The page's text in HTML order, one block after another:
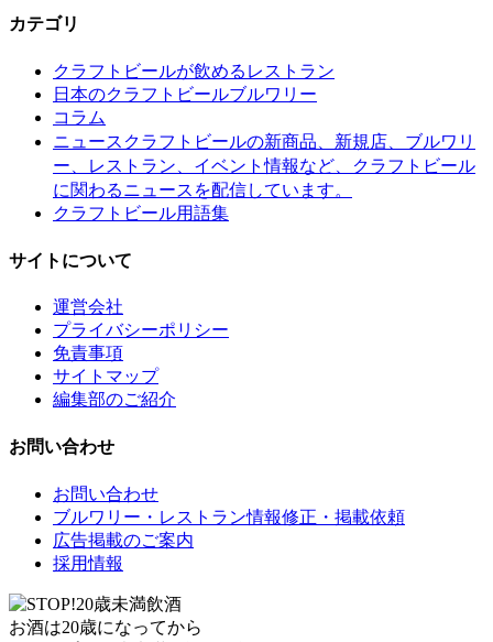
カテゴリ
クラフトビールが飲めるレストラン
日本のクラフトビールブルワリー
コラム
ニュース クラフトビールの新商品、新規店、ブルワリ
ー、レストラン、イベント情報など、クラフトビール
に関わるニュースを配信しています。
クラフトビール用語集
サイトについて
運営会社
プライバシーポリシー
免責事項
サイトマップ
編集部のご紹介
お問い合わせ
お問い合わせ
ブルワリー・レストラン情報修正・掲載依頼
広告掲載のご案内
採用情報
お酒は20歳になってから